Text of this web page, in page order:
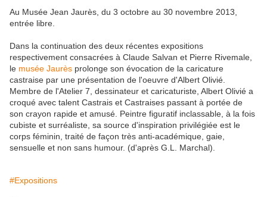
Au Musée Jean Jaurès, du 3 octobre au 30 novembre 2013,
entrée libre.
Dans la continuation des deux récentes expositions
respectivement consacrées à Claude Salvan et Pierre Rivemale,
le musée Jaurès prolonge son évocation de la caricature
castraise par une présentation de l'oeuvre d'Albert Olivié.
Membre de l'Atelier 7, dessinateur et caricaturiste, Albert Olivié a
croqué avec talent Castrais et Castraises passant à portée de
son crayon rapide et amusé. Peintre figuratif inclassable, à la fois
cubiste et surréaliste, sa source d'inspiration privilégiée est le
corps féminin, traité de façon très anti-académique, gaie,
sensuelle et non sans humour. (d'après G.L. Marchal).
#Expositions